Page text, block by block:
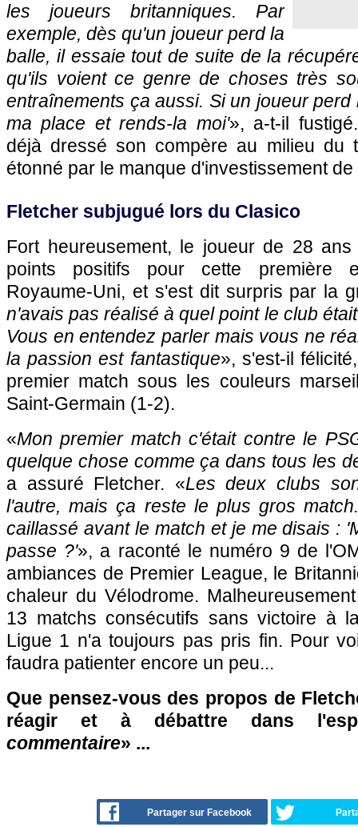
les joueurs britanniques. Par
exemple, dès qu'un joueur perd la
balle, il essaie tout de suite de la
qu'ils voient ce genre de choses très
entraînements ça aussi. Si un joueur
ma place et rends-la moi'», a-t-il
déjà dressé son compère au milieu du
étonné par le manque d'investissement
Fletcher subjugué lors du Clasico
Fort heureusement, le joueur de 28
points positifs pour cette première
Royaume-Uni, et s'est dit surpris par la
n'avais pas réalisé à quel point le club
Vous en entendez parler mais vous ne
la passion est fantastique», s'est-il
premier match sous les couleurs
Saint-Germain (1-2).
«Mon premier match c'était contre le
quelque chose comme ça dans tous les
a assuré Fletcher. «Les deux clubs
l'autre, mais ça reste le plus gros
caillassé avant le match et je me disais :
passe ?'», a raconté le numéro 9 de
ambiances de Premier League, le
chaleur du Vélodrome.
13 matchs consécutifs sans victoire à
Ligue 1 n'a toujours pas pris fin. Pour
faudra patienter encore un peu...
Que pensez-vous des propos de
réagir et à débattre dans
commentaire» ...
Partager sur Facebook